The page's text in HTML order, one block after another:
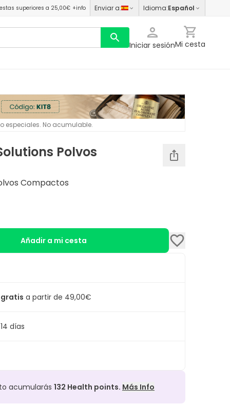
superiores a 25,00€ +info Enviar a: Idioma:Español
Iniciar sesiónMi cesta
especiales. No acumulable.
Polvos
Compactos
Añadir a mi cesta
gratis a partir de 49,00€
14 días
acumularás 132 Health points. Más Info